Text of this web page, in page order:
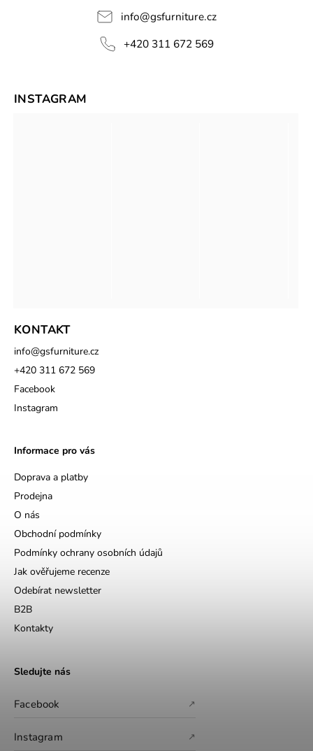
info@gsfurniture.cz
+420 311 672 569
KONTAKT
info@gsfurniture.cz
+420 311 672 569
Facebook
Instagram
Informace pro vás
Doprava a platby
Prodejna
O nás
Obchodní podmínky
Podmínky ochrany osobních údajů
Jak ověřujeme recenze
Odebírat newsletter
B2B
Kontakty
INSTAGRAM
Sledujte nás
Facebook ↗
Instagram ↗